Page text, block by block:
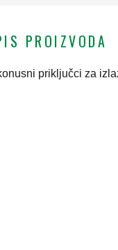
PROIZVODA
priključci za